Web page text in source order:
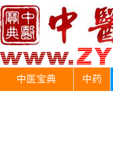
中医宝典 中药